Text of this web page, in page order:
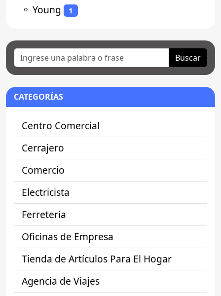
⚬ Young 1
Buscar
CATEGORÍAS
Centro Comercial
Cerrajero
Comercio
Electricista
Ferretería
Oficinas de Empresa
Tienda de Artículos Para El Hogar
Agencia de Viajes